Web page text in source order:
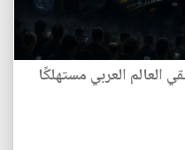
العالم العربي مستهلكًا